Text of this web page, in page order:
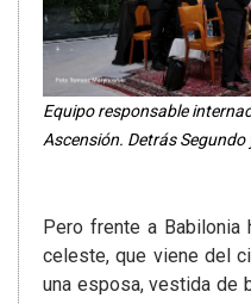
Equipo responsable
Ascensión. Detrás Segundo
Pero frente a Babilonia
celeste, que viene del
una esposa, vestida de